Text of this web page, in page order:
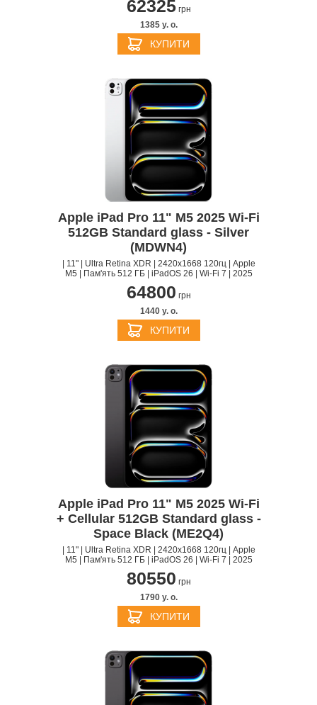
62325грн
1385 y. о.
КУПИТИ
Apple iPad Pro 11" M5 2025 Wi-Fi
512GB Standard glass - Silver
(MDWN4)
| 11" | Ultra Retina XDR | 2420x1668 120гц | Apple
M5 | Пам'ять 512 ГБ | iPadOS 26 | Wi-Fi 7 | 2025
64800 грн
1440 y. о.
КУПИТИ
Apple iPad Pro 11" M5 2025 Wi-Fi
+ Cellular 512GB Standard glass -
Space Black (ME2Q4)
| 11" | Ultra Retina XDR | 2420x1668 120гц | Apple
M5 | Пам'ять 512 ГБ | iPadOS 26 | Wi-Fi 7 | 2025
80550 грн
1790 y. о.
КУПИТИ